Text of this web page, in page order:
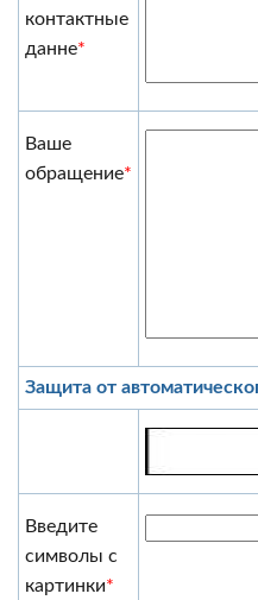
контактные
данне*
Ваше
обращение*
Защита от
Введите
символы с
картинки*